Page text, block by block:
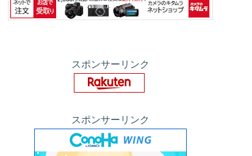
スポンサーリンク
スポンサーリンク